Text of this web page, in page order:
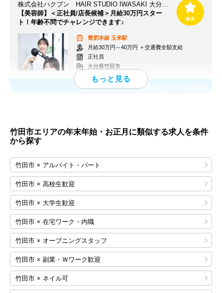
株式会社ハクブン HAIR STUDIO IWASAKI 大分竹田店
【美容師】＜正社員/店長候補＞月給30万円スター
ト！年齢不問でチャレンジできます♪
豊肥本線 玉来駅
月給30万円～40万円 ＋交通費全額支給
正社員
大分県竹田市
応募終了日：
竹田市エリアの年末年始・お正月に類似する求人を条件
から探す
竹田市 × アルバイト・パート
竹田市 × 高校生歓迎
竹田市 × 大学生歓迎
竹田市 × 在宅ワーク・内職
竹田市 × オープニングスタッフ
竹田市 × 副業・Ｗワーク歓迎
竹田市 × ネイル可